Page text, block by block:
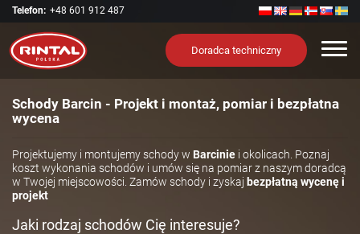
Telefon: +48 601 912 487
Doradca techniczny
Schody Barcin - Projekt i montaż, pomiar i bezpłatna
wycena
Projektujemy i montujemy schody w Barcinie i okolicach. Poznaj
koszt wykonania schodów i umów się na pomiar z naszym doradcą
w Twojej miejscowości. Zamów schody i zyskaj bezpłatną wycenę i
projekt
Jaki rodzaj schodów Cię interesuje?